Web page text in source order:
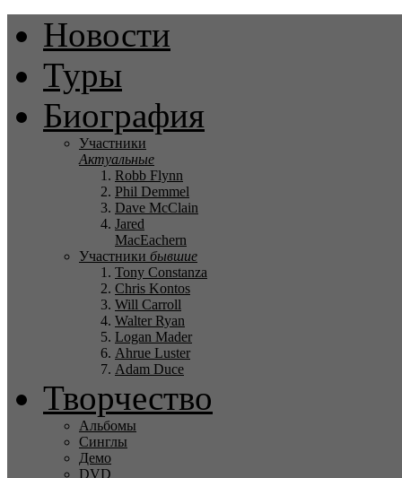
Новости
Туры
Биография
Участники
Актуальные
Robb Flynn
Phil Demmel
Dave McClain
Jared
MacEachern
Участники бывшие
Tony Constanza
Chris Kontos
Will Carroll
Walter Ryan
Logan Mader
Ahrue Luster
Adam Duce
Творчество
Альбомы
Синглы
Демо
DVD